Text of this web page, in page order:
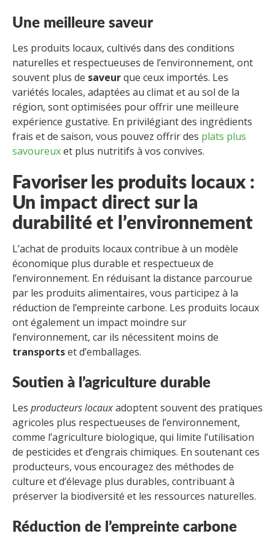
Une meilleure saveur
Les produits locaux, cultivés dans des conditions
naturelles et respectueuses de l’environnement, ont
souvent plus de saveurque ceux importés. Les
variétés locales, adaptées au climat et au sol de la
région, sont optimisées pour offrir une meilleure
expérience gustative. En privilégiant des ingrédients
frais et de saison, vous pouvez offrir des plats plus
savoureuxet plus nutritifs à vos convives.
Favoriser les produits locaux :
Un impact direct sur la
durabilité et l’environnement
L’achat de produits locaux contribue à un modèle
économique plus durable et respectueux de
l’environnement. En réduisant la distance parcourue
par les produits alimentaires, vous participez à la
réduction de l’empreinte carbone. Les produits locaux
ont également un impact moindre sur
l’environnement, car ils nécessitent moins de
transportset d’emballages.
Soutien à l’agriculture durable
Les producteurs locauxadoptent souvent des pratiques
agricoles plus respectueuses de l’environnement,
comme l’agriculture biologique, qui limite l’utilisation
de pesticides et d’engrais chimiques. En soutenant ces
producteurs, vous encouragez des méthodes de
culture et d’élevage plus durables, contribuant à
préserver la biodiversité et les ressources naturelles.
Réduction de l’empreinte carbone